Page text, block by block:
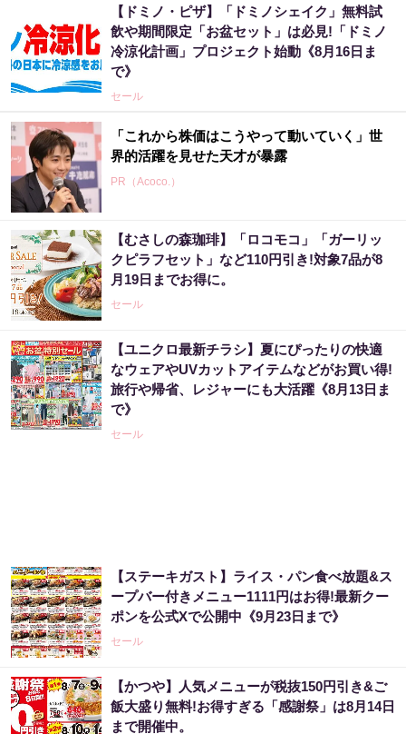
【ドミノ・ピザ】「ドミノシェイク」無料試
飲や期間限定「お盆セット」は必見!「ドミノ
冷涼化計画」プロジェクト始動《8月16日ま
で》
セール
「これから株価はこうやって動いていく」世
界的活躍を見せた天才が暴露
PR（Acoco.）
3億当選主婦「宝くじ買う前に〇〇した」当選
率上げる方法
PR（合同会社デジタルファーム ）
「宝くじを買う前に〇〇をするだけです」7億
当選者が続出
PR（合同会社デジタルファーム ）
【宝くじ落選】外れ続ける流れ、ここで断ち
ませんか
PR（合同会社デジタルファーム ）
「どうせ当たらない」と思ってた私が本当に
当選した“買い方”がこれ
PR（合同会社デジタルファーム ）
【むさしの森珈琲】「ロコモコ」「ガーリッ
クピラフセット」など110円引き!対象7品が8
月19日までお得に。
セール
【ユニクロ最新チラシ】夏にぴったりの快適
なウェアやUVカットアイテムなどがお買い得!
旅行や帰省、レジャーにも大活躍《8月13日ま
で》
セール
【ステーキガスト】ライス・パン食べ放題&ス
ープバー付きメニュー1111円はお得!最新クー
ポンを公式Xで公開中《9月23日まで》
セール
【かつや】人気メニューが税抜150円引き&ご
飯大盛り無料!お得すぎる「感謝祭」は8月14日
まで開催中。